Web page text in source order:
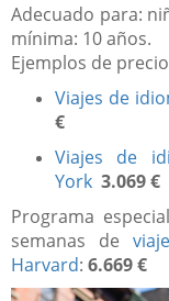
Adecuado para:
mínima: 10 años.
Ejemplos de
Viajes de
€
Viajes de
York 3.069 €
Programa
semanas de
Harvard: 6.669 €